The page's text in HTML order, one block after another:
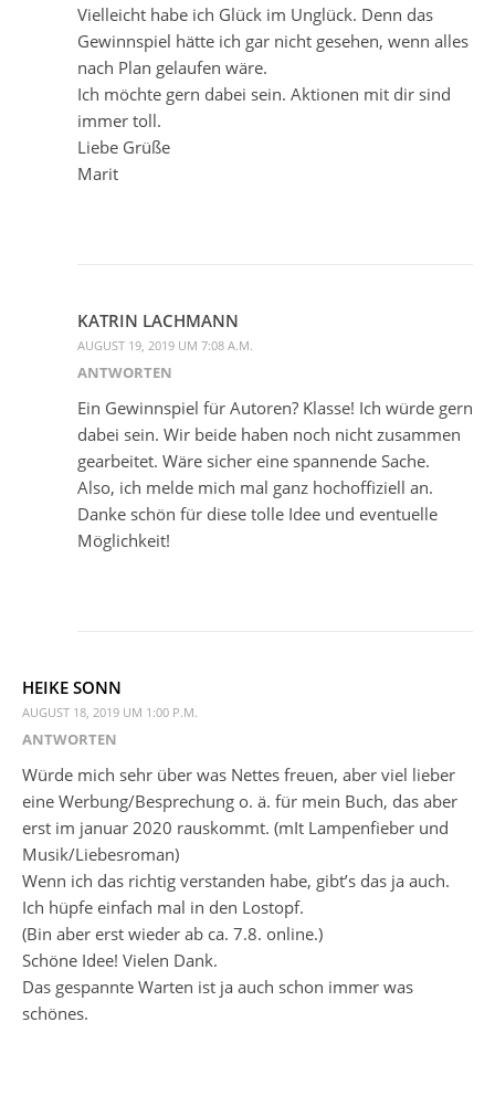
Vielleicht habe ich Glück im Unglück. Denn das
Gewinnspiel hätte ich gar nicht gesehen, wenn alles
nach Plan gelaufen wäre.
Ich möchte gern dabei sein. Aktionen mit dir sind
immer toll.
Liebe Grüße
Marit
KATRIN LACHMANN
AUGUST 19, 2019 UM 7:08 A.M.
ANTWORTEN
Ein Gewinnspiel für Autoren? Klasse! Ich würde gern
dabei sein. Wir beide haben noch nicht zusammen
gearbeitet. Wäre sicher eine spannende Sache.
Also, ich melde mich mal ganz hochoffiziell an.
Danke schön für diese tolle Idee und eventuelle
Möglichkeit!
HEIKE SONN
AUGUST 18, 2019 UM 1:00 P.M.
ANTWORTEN
Würde mich sehr über was Nettes freuen, aber viel lieber
eine Werbung/Besprechung o. ä. für mein Buch, das aber
erst im januar 2020 rauskommt. (mIt Lampenfieber und
Musik/Liebesroman)
Wenn ich das richtig verstanden habe, gibt’s das ja auch.
Ich hüpfe einfach mal in den Lostopf.
(Bin aber erst wieder ab ca. 7.8. online.)
Schöne Idee! Vielen Dank.
Das gespannte Warten ist ja auch schon immer was
schönes.